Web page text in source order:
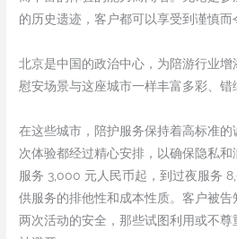
的历史遗迹，客户都可以享受到谨慎而
北京是中国的政治中心，为陪游行业
慰安场景与这座城市一样丰富多彩、错
在这些城市，陪护服务保持着高标准
次体验都经过精心安排，以确保隐私
服务 3,000 元人民币起，到过夜服务
供服务的排他性和成本性质。客户被
两次活动的安全，那些试图利用或不